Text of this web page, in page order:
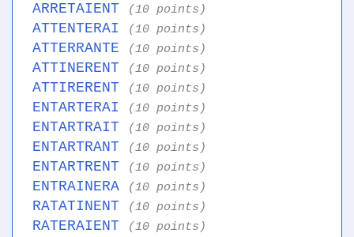
ARRETAIENT (10 points)
ATTENTERAI (10 points)
ATTERRANTE (10 points)
ATTINERENT (10 points)
ATTIRERENT (10 points)
ENTARTERAI (10 points)
ENTARTRAIT (10 points)
ENTARTRANT (10 points)
ENTARTRENT (10 points)
ENTRAINERA (10 points)
RATATINENT (10 points)
RATERAIENT (10 points)